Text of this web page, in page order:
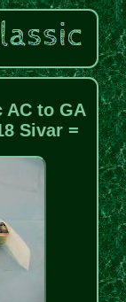
AC to GA
Sivar =